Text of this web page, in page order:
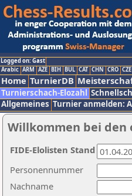
Logged on: Gast
Arabic ARM AZE BIH BUL CAT CHN CRO CZE
Home TurnierDB
Turnierschach-Elozahl
Allgemeines Turnier anmelden:
Willkommen bei den
Nachname
Personennummer
FIDE-Elolisten Stand